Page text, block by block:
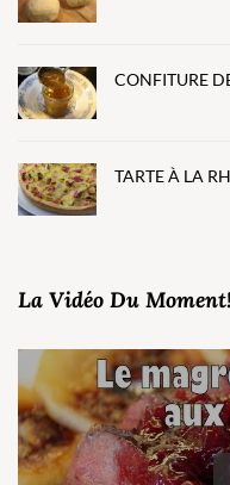
CONFITURE
TARTE À LA
La Vidéo Du Moment!